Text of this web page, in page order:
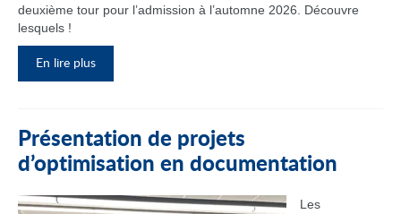
deuxième tour pour l’admission à l’automne 2026. Découvre
lesquels !
En lire plus
Présentation de projets
d’optimisation en documentation
Les